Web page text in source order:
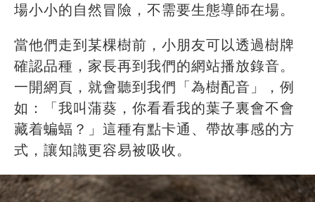
場小小的自然冒險，不需要生態導師在場。
當他們走到某棵樹前，小朋友可以透過樹牌
確認品種，家長再到我們的網站播放錄音。
一開網頁，就會聽到我們「為樹配音」，例
如：「我叫蒲葵，你看看我的葉子裏會不會
藏着蝙蝠？」這種有點卡通、帶故事感的方
式，讓知識更容易被吸收。